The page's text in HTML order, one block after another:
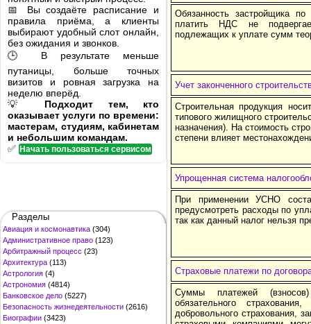
📅 Вы создаёте расписание и
правила приёма, а клиенты
выбирают удобный слот онлайн,
без ожидания и звонков.
🕒 В результате меньше
путаницы, больше точных
визитов и ровная загрузка на
неделю вперёд.
💡 Подходит тем, кто
оказывает услуги по времени:
мастерам, студиям, кабинетам
и небольшим командам.
✅ Начать пользоваться сервисом
Разделы
Авиация и космонавтика (304)
Административное право (123)
Арбитражный процесс (23)
Архитектура (113)
Астрология (4)
Астрономия (4814)
Банковское дело (5227)
Безопасность жизнедеятельности (2616)
Биографии (3423)
Обязанность застройщика по
платить НДС не
подлежащих к уплате сумм
Учет законченного
Строительная продукция
типового жилищного
назначения). На стоимость
степени влияет
Упрощенная система
При применении УСНО
предусмотреть расходы по
так как данный налог нельзя
Страховые платежи по
Суммы платежей
обязательного
добровольного страхования,